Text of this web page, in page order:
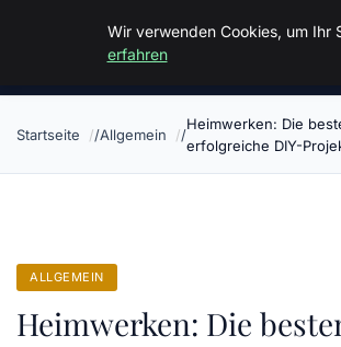
Malzminden
Startseite Allgemein
Heimwerken: Die
erfolgreiche DIY-
ALLGEMEIN
Heimwerken: Die
Wir verwenden Cookies, um
erfahren